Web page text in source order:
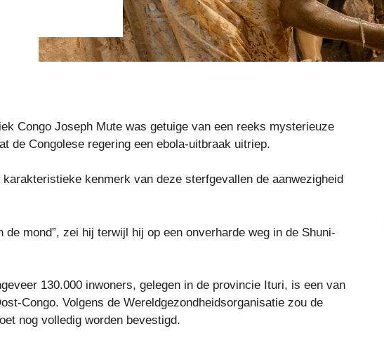
Congo Joseph Mute was getuige van een reeks mysterieuze
de Congolese regering een ebola-uitbraak uitriep.
kenmerk van deze sterfgevallen de aanwezigheid
de mond”, zei hij terwijl hij op een onverharde weg in de Shuni-
130.000 inwoners, gelegen in de provincie Ituri, is een van
Congo. Volgens de Wereldgezondheidsorganisatie zou de
nog volledig worden bevestigd.